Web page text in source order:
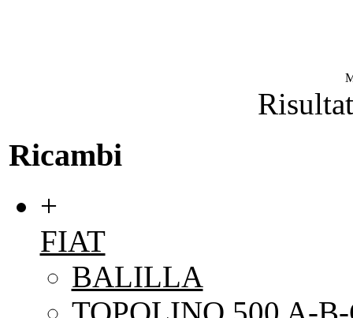
Ricambi
+
FIAT
BALILLA